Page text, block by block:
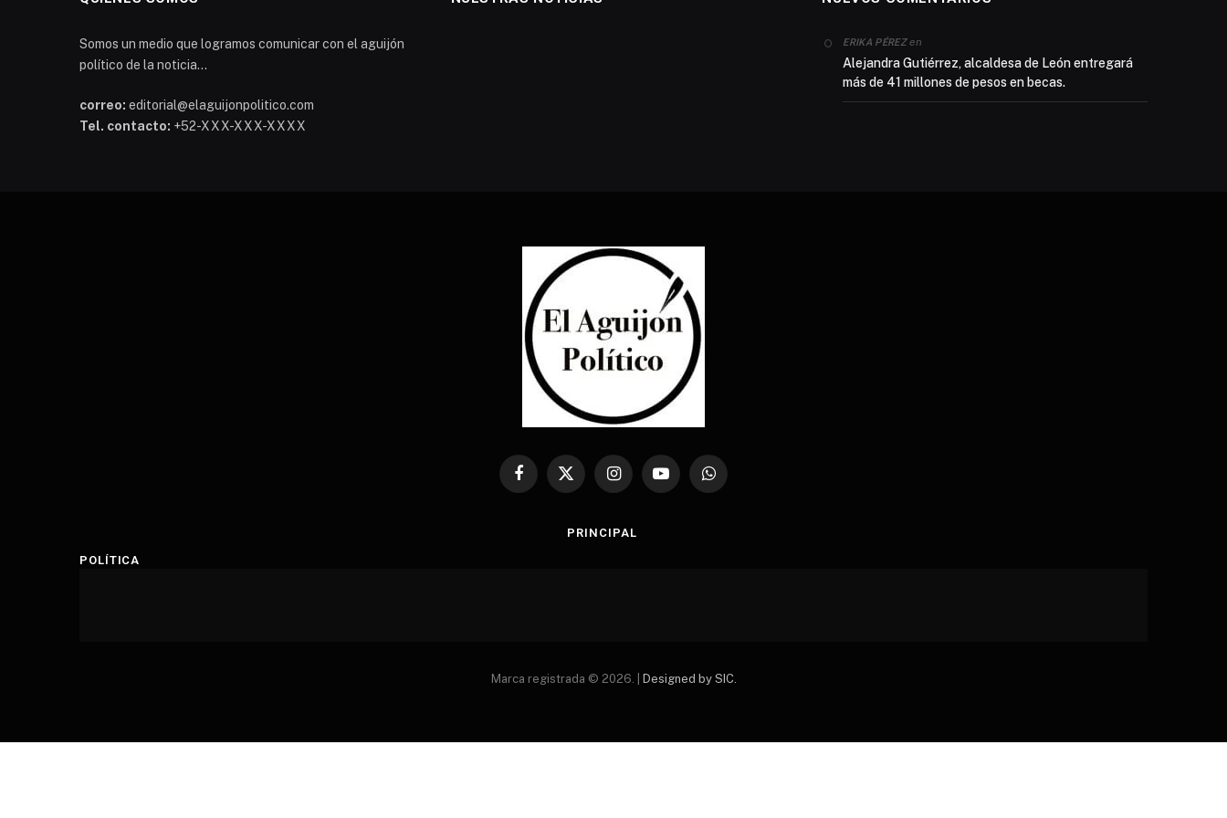
Somos un medio que logramos comunicar con el aguijón
político de la noticia...
correo: editorial@elaguijonpolitico.com
Tel. contacto: +52-XXX-XXX-XXXX
ERIKA PÉREZen
Alejandra Gutiérrez, alcaldesa de León entregará
más de 41 millones de pesos en becas.
Facebook
X
InstagramYouTubeWhatsApp
PRINCIPAL
POLÍTICA
Marca registrada © 2026. | Designed by SIC.